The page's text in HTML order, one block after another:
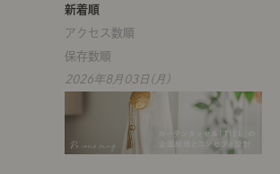
新着順
アクセス数順
保存数順
2026年8月03日(月)